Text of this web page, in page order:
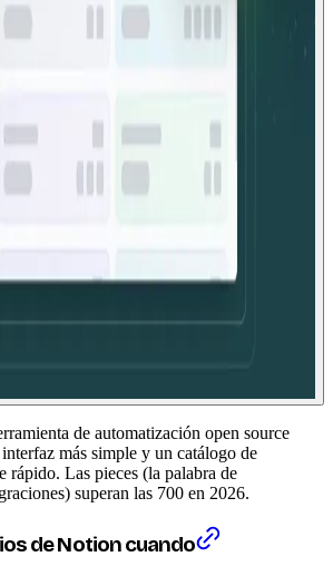
de automatización open source
más simple y un catálogo de
rápido. Las pieces (la palabra de
superan las 700 en 2026.
de Notion cuando